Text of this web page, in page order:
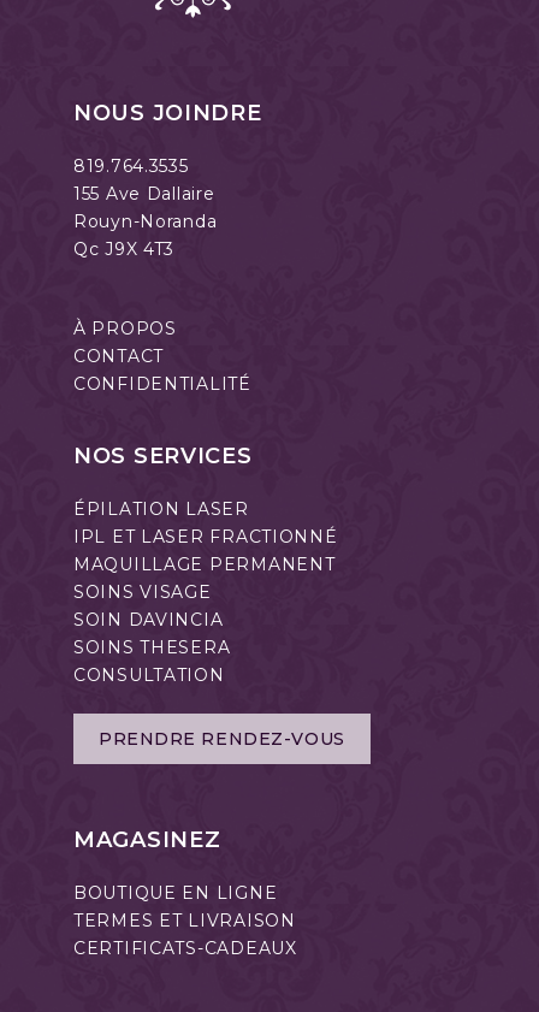
NOUS JOINDRE
819.764.3535
155 Ave Dallaire
Rouyn-Noranda
Qc J9X 4T3
À PROPOS
CONTACT
CONFIDENTIALITÉ
NOS SERVICES
ÉPILATION LASER
IPL ET LASER FRACTIONNÉ
MAQUILLAGE PERMANENT
SOINS VISAGE
SOIN DAVINCIA
SOINS THESERA
CONSULTATION
PRENDRE RENDEZ-VOUS
MAGASINEZ
BOUTIQUE EN LIGNE
TERMES ET LIVRAISON
CERTIFICATS-CADEAUX